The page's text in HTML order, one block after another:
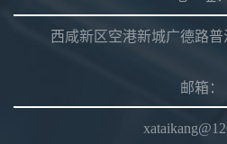
西咸新区空港新城广德路
邮箱：